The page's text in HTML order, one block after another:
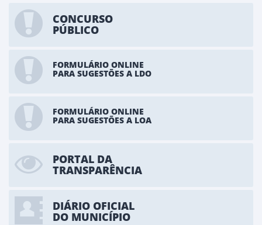
CONCURSO
PÚBLICO
FORMULÁRIO ONLINE
PARA SUGESTÕES A LDO
FORMULÁRIO ONLINE
PARA SUGESTÕES A LOA
PORTAL DA
TRANSPARÊNCIA
DIÁRIO OFICIAL
DO MUNICÍPIO